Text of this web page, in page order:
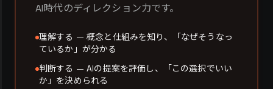
AI時代のディレクション力です。
理解する — 概念と仕組みを知り、「なぜそうなっ
ているか」が分かる
判断する — AIの提案を評価し、「この選択でいい
か」を決められる